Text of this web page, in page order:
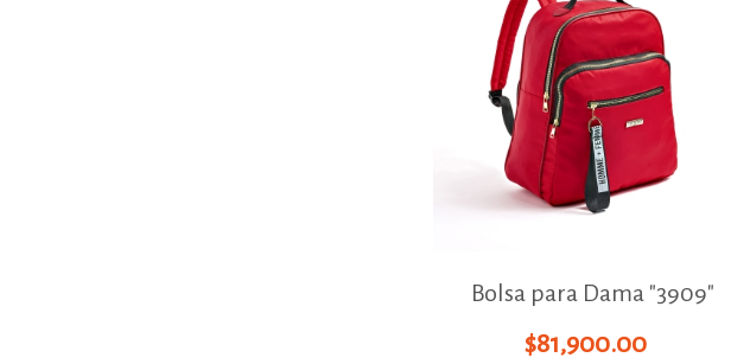
Bolsa para Dama "3909"
$81,900.00